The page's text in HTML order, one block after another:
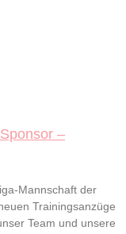
–
Mannschaft der
Trainingsanzüge
Team und unsere